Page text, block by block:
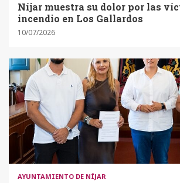
Níjar muestra su dolor por las
incendio en Los Gallardos
10/07/2026
AYUNTAMIENTO DE NÍJAR